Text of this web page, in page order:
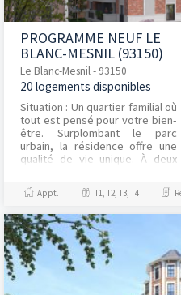
PROGRAMME NEUF LE
BLANC-MESNIL (93150)
Le Blanc-Mesnil - 93150
20 logements disponibles
Situation : Un quartier familial où
tout est pensé pour votre bien-
être. Surplombant le parc
urbain, la résidence offre une
qualité de vie unique. À deux
et d...
Appt. T1, T2, T3, T4